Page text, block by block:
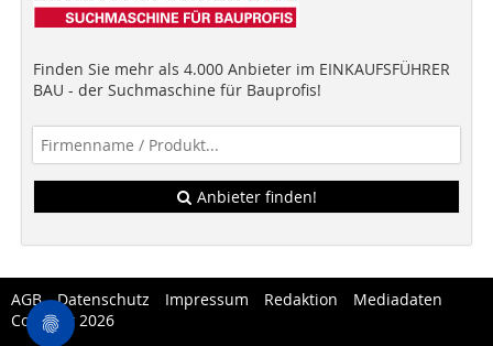
Finden Sie mehr als 4.000 Anbieter im EINKAUFSFÜHRER
BAU - der Suchmaschine für Bauprofis!
Anbieter finden!
AGB Datenschutz Impressum Redaktion
Mediadaten
Copytest 2026